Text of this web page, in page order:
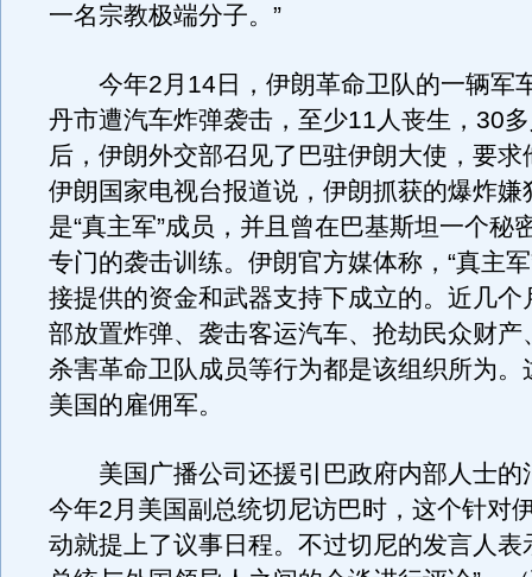
一名宗教极端分子。”
今年2月14日，伊朗革命卫队的一辆军
丹市遭汽车炸弹袭击，至少11人丧生，30
后，伊朗外交部召见了巴驻伊朗大使，要求
伊朗国家电视台报道说，伊朗抓获的爆炸嫌
是“真主军”成员，并且曾在巴基斯坦一个秘
专门的袭击训练。伊朗官方媒体称，“真主
接提供的资金和武器支持下成立的。近几个
部放置炸弹、袭击客运汽车、抢劫民众财产
杀害革命卫队成员等行为都是该组织所为。
美国的雇佣军。
美国广播公司还援引巴政府内部人士的
今年2月美国副总统切尼访巴时，这个针对
动就提上了议事日程。不过切尼的发言人表